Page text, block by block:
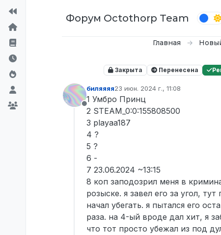
Форум Octothorp Team
Главная
Закрыта Перенесена
Не в сети
биляяяя23 июн. 2024 г., 11:08
отредактировано
1 Умбро Принц
2 STEAM_0:0:155808500
3 playaa187
4 ?
5 ?
6 -
7 23.06.2024 ~13:15
8 коп заподозрил меня в
розыске. я завел его за угол,
начал убегать. я пытался его
раза. на 4-ый вроде дал хит, я
что тот просто убежал из под